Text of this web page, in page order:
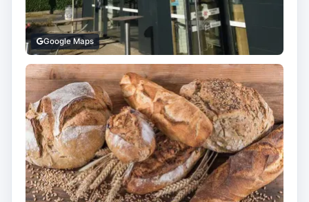
Google Maps